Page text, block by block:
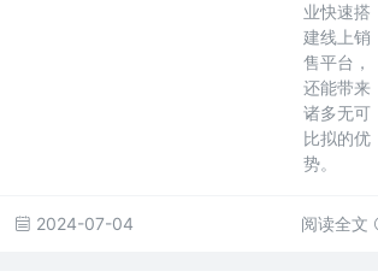
业快速搭
建线上销
售平台，
还能带来
诸多无可
比拟的优
势。
2024-07-04 阅读全文